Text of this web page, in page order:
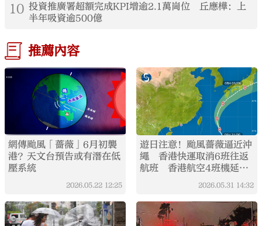
10 投資推廣署超額完成KPI增逾2.1萬崗位 丘應樺：上
半年吸資逾500億
推薦內容
網傳颱風「薔薇」6月初襲
港？天文台預告或有潛在低
壓系統
2026.05.22 12:25
遊日注意！颱風薔薇逼近沖
繩 香港快運取消6班往返
航班 香港航空4班機延後
2026.05.31 14:32